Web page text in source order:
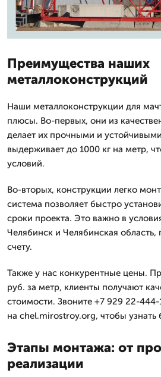
Преимущества наших
металлоконструкций
Наши металлоконструкции для
плюсы. Во-первых, они из
делает их прочными и
выдерживает до 1000 кг на метр,
условий.
Во-вторых, конструкции легко
система позволяет быстро
сроки проекта. Это важно в
Челябинск и Челябинская область,
счету.
Также у нас конкурентные цены.
руб. за метр, клиенты получают
стоимости. Звоните +7 929 22-444-
на chel.mirostroy.org, чтобы узнать
Этапы монтажа: от
реализации